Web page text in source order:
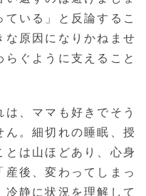
いる」と反論するこ
な原因になりかねませ
ぐように支えること
、ママも好きでそう
ん。細切れの睡眠、授
は山ほどあり、心身
産後、変わってしまっ
静に状況を理解して